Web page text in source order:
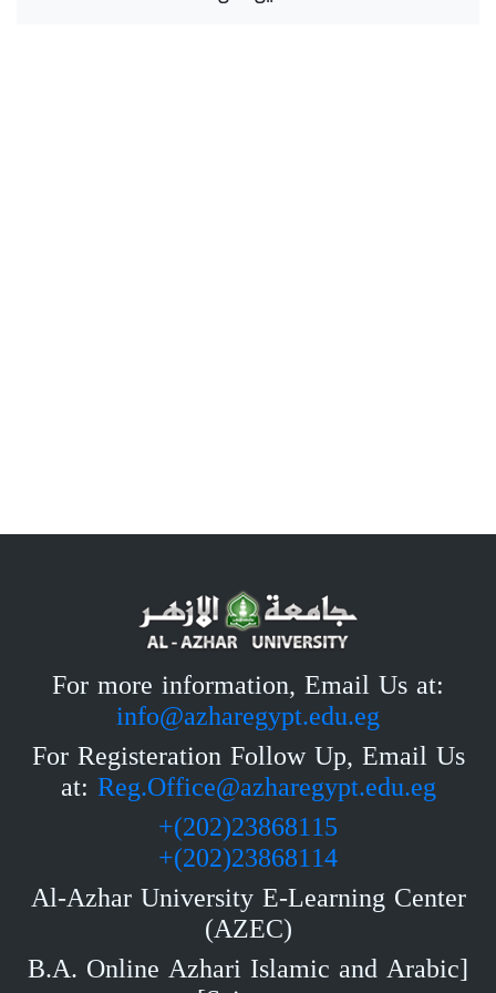
For more information, Email Us at:
info@azharegypt.edu.eg
For Registeration Follow Up, Email Us
at: Reg.Office@azharegypt.edu.eg
23868115(202)+
23868114(202)+
Al-Azhar University E-Learning Center
(AZEC)
[B.A. Online Azhari Islamic and Arabic